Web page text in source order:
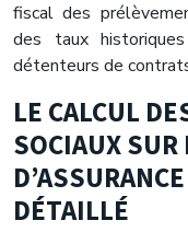
fiscal des
des taux
détenteurs de
LE CALCUL
SOCIAUX
DÉTAILLÉ